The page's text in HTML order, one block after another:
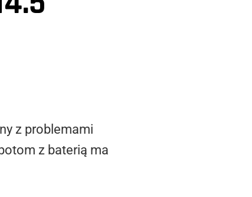
z problemami
z baterią ma